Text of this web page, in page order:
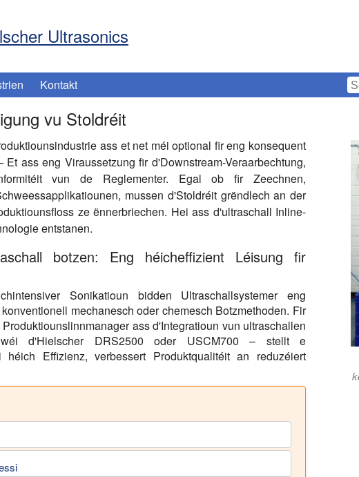
Ultrasonics
Kontakt
vu Stoldréit
ass et net méi optional fir eng konsequent
ass eng Viraussetzung fir d'Downstream-Veraarbechtung,
vun de Reglementer. Egal ob fir Zeechnen,
mussen d'Stoldréit grëndlech an der
ze ënnerbriechen. Hei ass d'ultraschall Inline-
entstanen.
botzen: Eng héicheffizient Léisung fir
Sonikatioun bidden Ultraschallsystemer eng
mechanesch oder chemesch Botzmethoden. Fir
ass d'Integratioun vun ultraschallen
wéi d'Hielscher DRS2500 oder USCM700 – stellt e
Effizienz, verbessert Produktqualitéit an reduzéiert